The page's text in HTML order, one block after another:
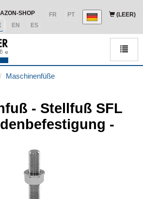
(LEER)
SHOP PT
FR
ES
EN
Maschinenfüße
- Stellfuß SFL
-